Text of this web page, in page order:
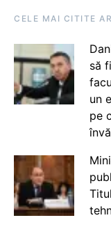
CELE MAI CITITE
să
un
pe